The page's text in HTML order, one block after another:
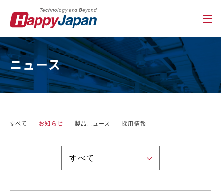
ニュース
すべて お知らせ 製品ニュース 採用情報